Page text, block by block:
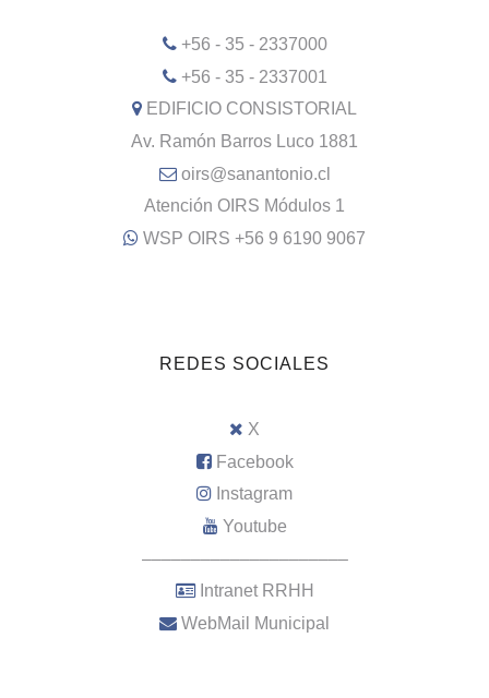
+56 - 35 - 2337000
+56 - 35 - 2337001
EDIFICIO CONSISTORIAL
Av. Ramón Barros Luco 1881
oirs@sanantonio.cl
Atención OIRS Módulos 1
WSP OIRS +56 9 6190 9067
REDES SOCIALES
X
Facebook
Instagram
Youtube
–––––––––––––––––––––
Intranet RRHH
WebMail Municipal